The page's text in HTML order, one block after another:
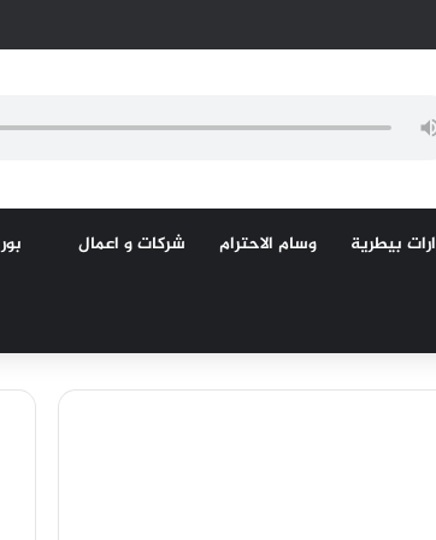
بيطرية وسام الاحترام شركات و اعمال